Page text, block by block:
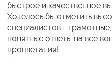
быстрое и качественное
Хотелось бы отметить
специалистов -
понятные ответы на все
процветания!